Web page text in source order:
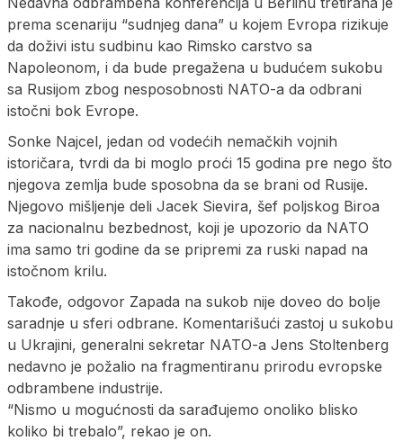
prema scenariju “sudnjeg dana” u kojem Evropa rizikuje
da doživi istu sudbinu kao Rimsko carstvo sa
Napoleonom, i da bude pregažena u budućem sukobu
sa Rusijom zbog nesposobnosti NATO-a da odbrani
istočni bok Evrope.
Sonke Najcel, jedan od vodećih nemačkih vojnih
istoričara, tvrdi da bi moglo proći 15 godina pre nego što
njegova zemlja bude sposobna da se brani od Rusije.
Njegovo mišljenje deli Jacek Sievira, šef poljskog Biroa
za nacionalnu bezbednost, koji je upozorio da NATO
ima samo tri godine da se pripremi za ruski napad na
istočnom krilu.
Takođe, odgovor Zapada na sukob nije doveo do bolje
saradnje u sferi odbrane. Кomentarišući zastoj u sukobu
u Ukrajini, generalni sekretar NATO-a Jens Stoltenberg
nedavno je požalio na fragmentiranu prirodu evropske
odbrambene industrije.
“Nismo u mogućnosti da sarađujemo onoliko blisko
koliko bi trebalo”, rekao je on.